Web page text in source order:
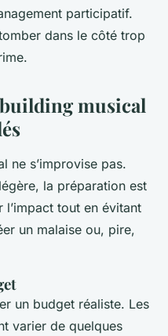
participatif.
dans le côté trop
musical
ne s’improvise pas.
la préparation est
l’impact tout en évitant
un malaise ou, pire,
un budget réaliste. Les
varier de quelques